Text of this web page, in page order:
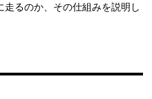
るのか、その仕組みを説明し